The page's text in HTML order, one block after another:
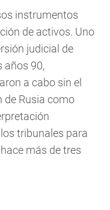
instrumentos
de activos. Uno
judicial de
años 90,
a cabo sin el
de Rusia como
tribunales para
más de tres